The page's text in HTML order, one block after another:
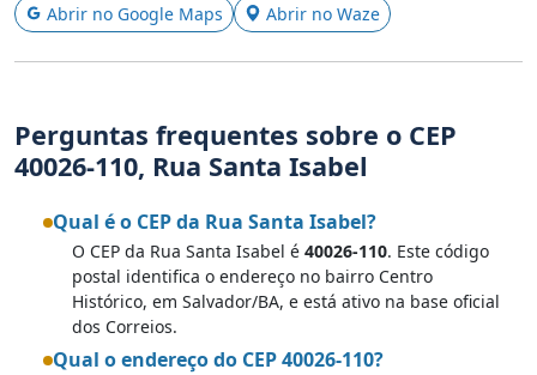
Abrir no Google Maps Abrir no Waze
Perguntas frequentes sobre o CEP
40026-110, Rua Santa Isabel
Qual é o CEP da Rua Santa Isabel?
O CEP da Rua Santa Isabel é 40026-110. Este código
postal identifica o endereço no bairro Centro
Histórico, em Salvador/BA, e está ativo na base oficial
dos Correios.
Qual o endereço do CEP 40026-110?